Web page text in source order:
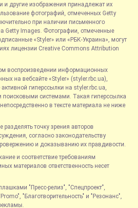
и другие изображения принадлежат их
фотографий, отмеченных Getty
при наличии письменного
Getty Images. Фотографии, отмеченные
«Styler» или «РБК-Украина», могут
лицензии Creative Commons Attribution
воспроизведении информационных
на вебсайте «Styler» (styler.rbc.ua),
гиперссылки на styler.rbc.ua,
поисковыми системами. Такая гиперссылка
в тексте материала не ниже
точку зрения авторов
согласно законодательству
и доказыванию их правдивости.
и соответствие требованиям
материалов ответственность несет
"Пресс-релиз", "Спецпроект",
"Благотворительность" и "Резонанс",